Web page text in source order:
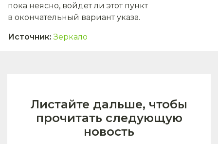
пока неясно, войдет ли этот пункт
в окончательный вариант указа.
Источник: Зеркало
Листайте дальше, чтобы
прочитать следующую
новость